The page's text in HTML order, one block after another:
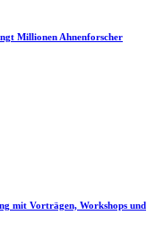
Millionen Ahnenforscher
mit Vorträgen, Workshops und